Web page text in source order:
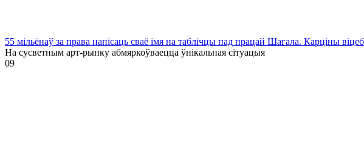
55 мільёнаў за права напісаць сваё імя на таблічцы пад працай Шагала. Карціны
На сусветным арт-рынку абмяркоўваецца ўнікальная сітуацыя
09